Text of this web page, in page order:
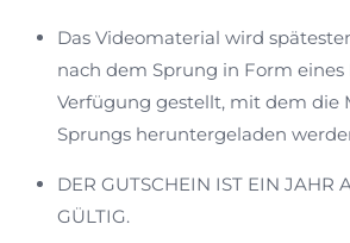
Das Videomaterial wird
nach dem Sprung in Form eines
Verfügung gestellt, mit dem die
Sprungs heruntergeladen
DER GUTSCHEIN IST EIN JAHR
GÜLTIG.